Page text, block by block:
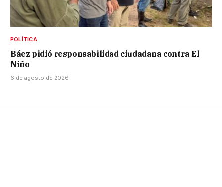
POLÍTICA
Báez pidió responsabilidad ciudadana contra El
Niño
6 de agosto de 2026